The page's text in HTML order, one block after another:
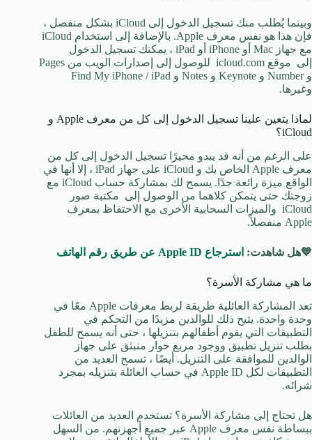
وبينما يُطلب منك تسجيل الدخول إلى iCloud بشكل منفصل ،
فإن هذا هو نفس معرف Apple. بالإضافة إلى استخدام iCloud
مع جهاز Mac أو iPhone أو iPad ، يمكنك تسجيل الدخول
إلى موقع icloud.com للوصول إلى إصدارات الويب من Pages
و Number و Keynote و Notes و Find My iPhone / iPad
وغيرها.
لماذا يتعين علينا تسجيل الدخول إلى كل من معرف Apple و
iCloud؟
على الرغم من أنه قد يبدو محيرًا تسجيل الدخول إلى كل من
معرف Apple الخاص بك و iCloud على جهاز iPad ، إلا أنها في
الواقع ميزة رائعة جدًا. يسمح لك بمشاركة حساب iCloud مع
زوجتك حتى يتمكن كلاهما من الوصول إلى مكتبة صور
iCloud والميزات السحابية الأخرى مع الاحتفاظ بمعرف
Apple منفصلاً.
💙هل شاهدت: استرجاع Apple ID عن طريق رقم الهاتف
ما هي مشاركة الأسرة؟
تعد المشاركة العائلية طريقة لربط معرفات Apple معًا في
وحدة واحدة. يتيح ذلك للوالدين مزيدًا من التحكم في
التطبيقات التي يقوم أطفالهم بتنزيلها ، حتى أنه يسمح للطفل
بطلب تنزيل تطبيق ووجود مربع حوار منبثق على جهاز
الوالدين للموافقة على التنزيل. أيضًا ، تسمح العديد من
التطبيقات لكل Apple ID في حساب العائلة بتنزيله بمجرد
شرائه.
هل تحتاج إلى مشاركة الأسرة؟ تستخدم العديد من العائلات
ببساطة نفس معرف Apple عبر جميع أجهزتهم. من السهل